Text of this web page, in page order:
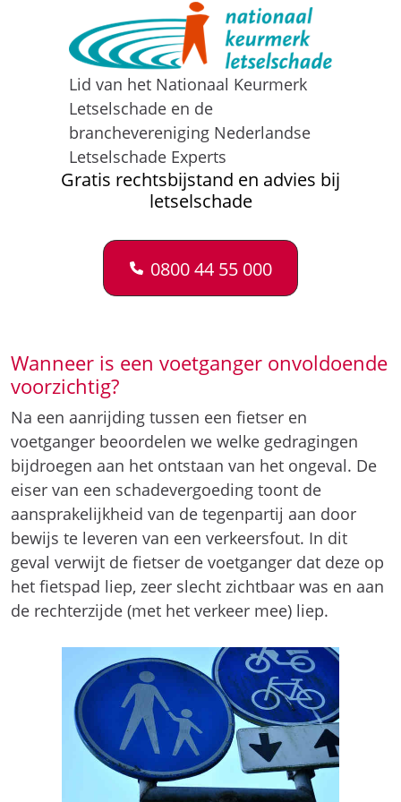
branchevereniging Nederlandse
Letselschade Experts
Gratis rechtsbijstand en advies bij
letselschade
0800 44 55 000
Wanneer is een voetganger onvoldoende
voorzichtig?
bijdroegen aan het ontstaan van het ongeval. De
eiser van een schadevergoeding toont de
aansprakelijkheid van de tegenpartij aan door
bewijs te leveren van een verkeersfout. In dit
geval verwijt de fietser de voetganger dat deze op
het fietspad liep, zeer slecht zichtbaar was en aan
de rechterzijde (met het verkeer mee) liep.
Mag een voetganger op het fietspad
Voetgangers mogen alleen bij afwezigheid van
een voetpad op het fietspad lopen. De rechter